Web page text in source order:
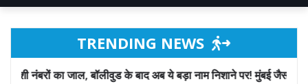
TRENDING NEWS
के बाद अब ये बड़ा नाम निशाने पर! मुंबई जैसा ‘फिरौती खेल’ अब दिल्ली-पंजाब